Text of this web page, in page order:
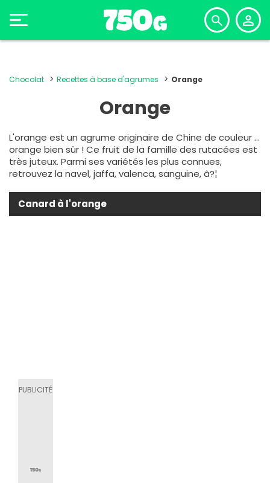
Chocolat Recettes à base d'agrumes Orange
Orange
L'orange est un agrume originaire de Chine de couleur ...
orange bien sûr ! Ce fruit de la famille des rutacées est
très juteux. Parmi ses variétés les plus connues,
retrouvez la navel, jaffa, valenca, sanguine, â?¦
Canard à l'orange